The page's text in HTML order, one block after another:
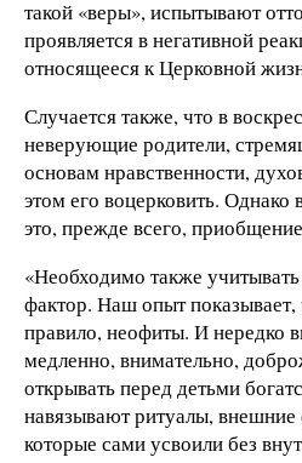
такой «веры», испытывают
проявляется в негативной
относящееся к Церковной
Случается также, что в
неверующие родители,
основам нравственности,
этом его воцерковить.
это, прежде всего,
«Необходимо также
фактор. Наш опыт
правило, неофиты. И нередко
медленно, внимательно,
открывать перед детьми
навязывают ритуалы,
которые сами усвоили без